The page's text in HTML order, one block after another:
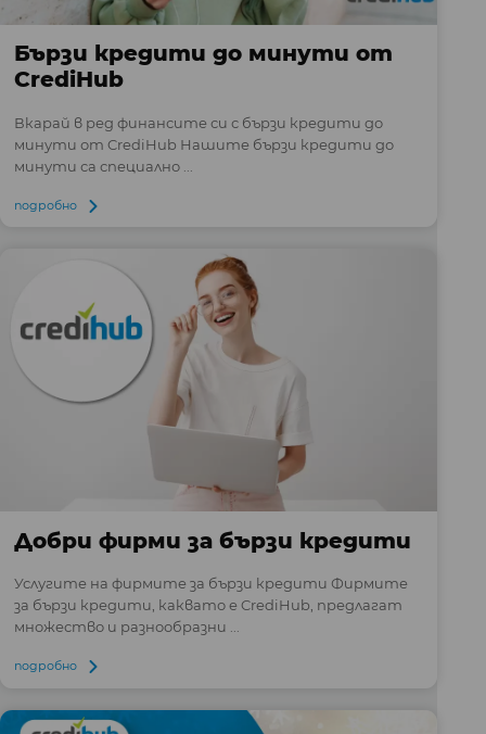
Бързи кредити до минути от
CrediHub
Вкарай в ред финансите си с бързи кредити до
минути от CrediHub Нашите бързи кредити до
минути са специално ...
подробно
Добри фирми за бързи кредити
Услугите на фирмите за бързи кредити Фирмите
за бързи кредити, каквато е CrediHub, предлагат
множество и разнообразни ...
подробно